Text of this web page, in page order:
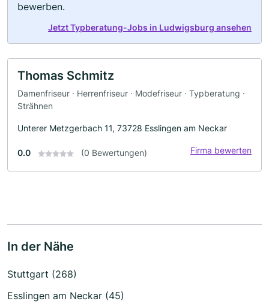
bewerben.
Jetzt Typberatung-Jobs in Ludwigsburg ansehen
Thomas Schmitz
Damenfriseur · Herrenfriseur · Modefriseur · Typberatung ·
Strähnen
Unterer Metzgerbach 11, 73728 Esslingen am Neckar
0.0 (0 Bewertungen) Firma bewerten
In der Nähe
Stuttgart (268)
Esslingen am Neckar (45)